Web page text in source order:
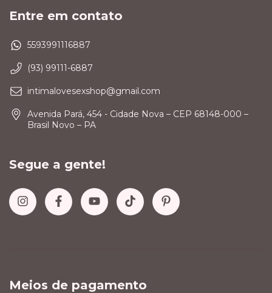
Entre em contato
5593991116887
(93) 99111-6887
intimalovesexshop@gmail.com
Avenida Pará, 454 - Cidade Nova – CEP 68148-000 –
Brasil Novo – PA
Segue a gente!
Meios de pagamento